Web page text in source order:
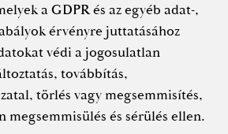
a GDPR és az egyéb adat-,
érvényre juttatásához
védi a jogosulatlan
továbbítás,
törlés vagy megsemmisítés,
megsemmisülés és sérülés ellen.